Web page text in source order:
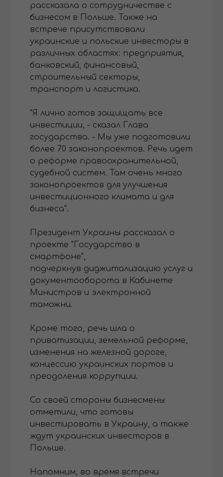
рассказала о сотрудничестве с
бизнесом в Польше. Также на
встрече присутствовали
украинские и польские инвесторы в
различных областях: предприятия,
банковский, финансовый,
строительный секторы,
транспорт и логистика.
"Я лично готов защищать все
инвестиции, - сказал Глава
государства. - Мы уже подготовили
более 70 законопроектов. Речь идет
о реформе правоохранительной,
судебной систем. Там очень много
законопроектов для улучшения
инвестиционного климата и для
бизнеса".
Президент Украины рассказал о
проекте "Государство в
смартфоне",
подчеркнув диджитализацию услуг и
документооборота в Кабинете
Министров и электронной
таможни.
Кроме того, речь шла о
приватизации, земельной реформе,
изменения на железной дороге,
концессию украинских портов и
преодоления коррупции.
Со своей стороны бизнесмены
отметили, что готовы
инвестировать в Украину, а также
ждут украинских инвесторов в
Польше.
Напомним, во время встречи